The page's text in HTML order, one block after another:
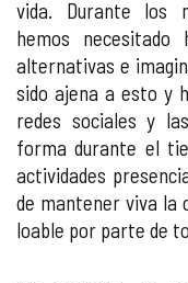
vida. Durante los
hemos necesitado
alternativas e
sido ajena a esto y
redes sociales y
forma durante el
actividades
de mantener viva la
loable por parte de